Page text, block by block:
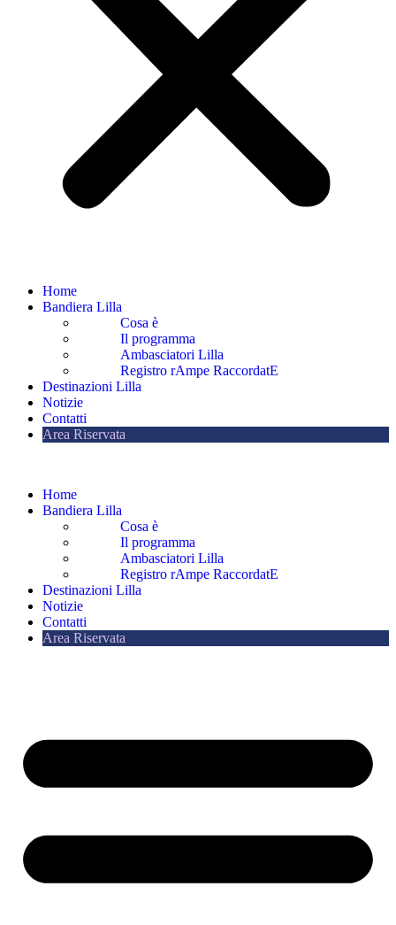
Home
Bandiera Lilla
Cosa è
Il programma
Ambasciatori Lilla
Registro rAmpe RaccordatE
Destinazioni Lilla
Notizie
Contatti
Area Riservata
Home
Bandiera Lilla
Cosa è
Il programma
Ambasciatori Lilla
Registro rAmpe RaccordatE
Destinazioni Lilla
Notizie
Contatti
Area Riservata